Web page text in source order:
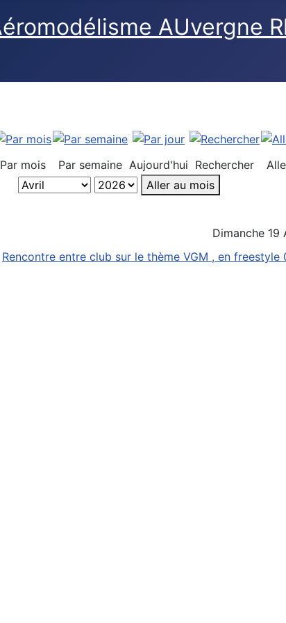
Par mois Par semaine Aujourd'hui Rechercher
Aller au mois
Dimanche 19
Rencontre entre club sur le thème VGM , en freestyle